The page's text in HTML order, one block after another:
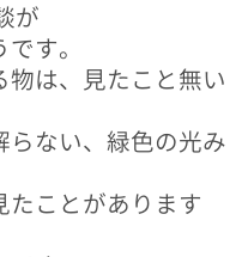
が
す。
物は、見たこと無い
らない、緑色の光み
たことがあります